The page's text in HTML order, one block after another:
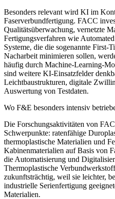
Besonders relevant wird KI im
Faserverbundfertigung. FACC
Qualitätsüberwachung, vernetzte
Fertigungsverfahren wie
Systeme, die die sogenannte First-
Nacharbeit minimieren sollen,
häufig durch Machine-Learning-
sind weitere KI-Einsatzfelder
Leichtbaustrukturen, digitale
Auswertung von Testdaten.
Wo F&E besonders intensiv
Die Forschungsaktivitäten von
Schwerpunkte: ratenfähige
thermoplastische Materialien und
Kabinenmaterialien auf Basis von
die Automatisierung und
Thermoplastische
zukunftsträchtig, weil sie leichter,
industrielle Serienfertigung
Materialien.